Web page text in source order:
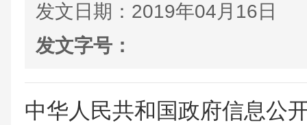
发文日期： 2019年04月16日
发文字号：
中华人民共和国政府信息公